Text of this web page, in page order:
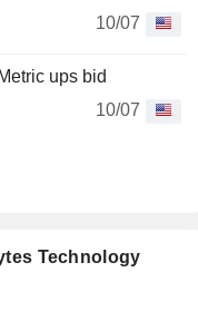
10/07
ups bid
10/07
Technology